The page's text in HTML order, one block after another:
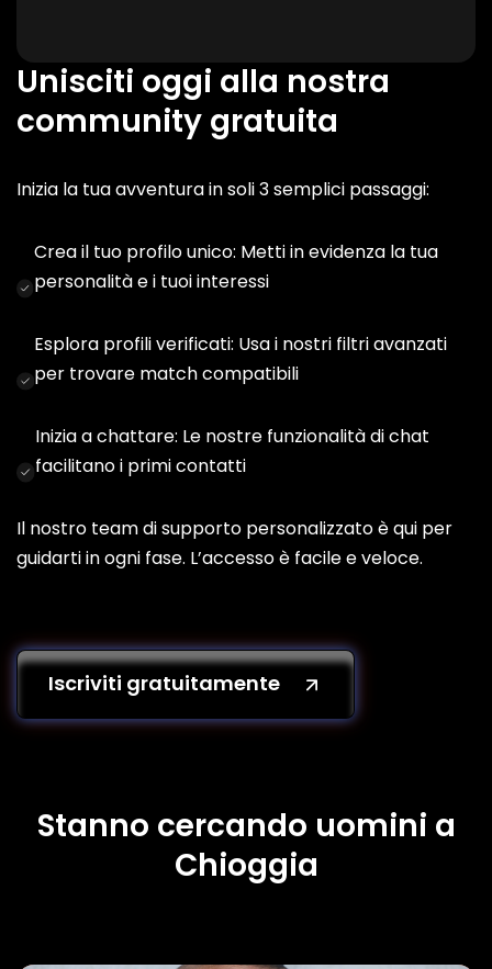
Unisciti oggi alla nostra
community gratuita
Inizia la tua avventura in soli 3 semplici passaggi:
Crea il tuo profilo unico: Metti in evidenza la tua
personalità e i tuoi interessi
Esplora profili verificati: Usa i nostri filtri avanzati
per trovare match compatibili
Inizia a chattare: Le nostre funzionalità di chat
facilitano i primi contatti
Il nostro team di supporto personalizzato è qui per
guidarti in ogni fase. L’accesso è facile e veloce.
Iscriviti gratuitamente
Stanno cercando uomini a
Chioggia